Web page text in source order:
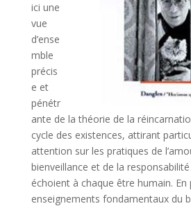
ici une
vue
d’ense
mble
précis
e et
pénétr
ante de la théorie de la
cycle des existences, attirant
attention sur les pratiques de
bienveillance et de la
échoient à chaque être humain. En
enseignements fondamentaux du